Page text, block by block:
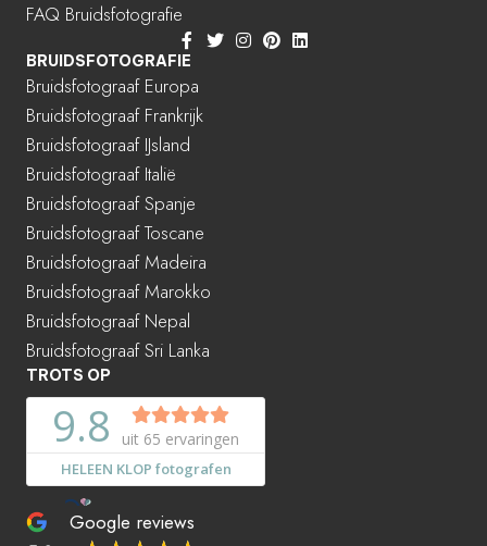
FAQ Bruidsfotografie
BRUIDSFOTOGRAFIE
Bruidsfotograaf Europa
Bruidsfotograaf Frankrijk
Bruidsfotograaf IJsland
Bruidsfotograaf Italië
Bruidsfotograaf Spanje
Bruidsfotograaf Toscane
Bruidsfotograaf Madeira
Bruidsfotograaf Marokko
Bruidsfotograaf Nepal
Bruidsfotograaf Sri Lanka
TROTS OP
Google reviews